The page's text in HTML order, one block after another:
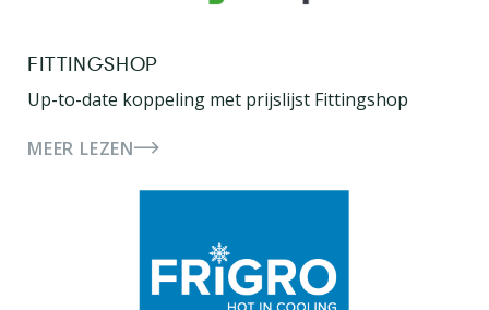
FITTINGSHOP
Up-to-date koppeling met prijslijst Fittingshop
MEER LEZEN